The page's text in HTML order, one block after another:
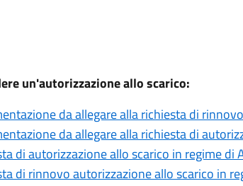
un'autorizzazione allo scarico:
da allegare alla richiesta di
da allegare alla richiesta di
di autorizzazione allo scarico in regime di
di rinnovo autorizzazione allo scarico in